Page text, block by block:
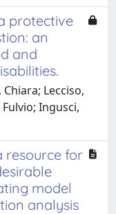
protective
an
and
Lecciso,
Ingusci,
resource for
model
analysis